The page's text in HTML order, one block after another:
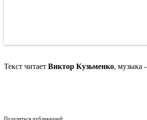
Текст читает Виктор Кузьменко, музыка -
Поделиться публикацией: